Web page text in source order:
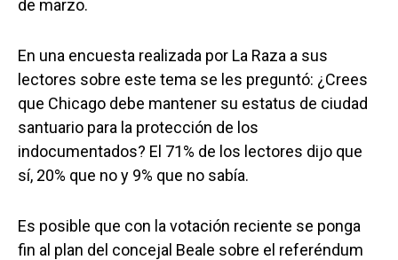
de marzo.
En una encuesta realizada por La Raza a sus
lectores sobre este tema se les preguntó: ¿Crees
que Chicago debe mantener su estatus de ciudad
santuario para la protección de los
indocumentados? El 71% de los lectores dijo que
sí, 20% que no y 9% que no sabía.
Es posible que con la votación reciente se ponga
fin al plan del concejal Beale sobre el referéndum